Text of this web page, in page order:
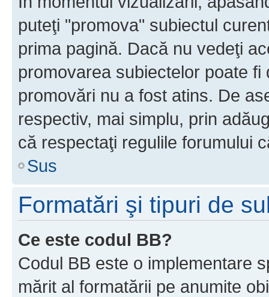
puteţi "promova" subiectul
prima pagină. Dacă nu vedeţi
promovarea subiectelor poate
promovări nu a fost atins. De
respectiv, mai simplu, prin
că respectaţi regulile forumului
Sus
Formatări şi tipuri de
Ce este codul BB?
Codul BB este o implementare
mărit al formatării pe anumite